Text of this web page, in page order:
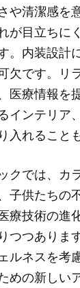
や清潔感を
が目立ちに
。内装設計
欠です。リ
医療情報を
インテリア
入れること
クでは、カ
子供たちの
療技術の進
つつありま
ルネスを考
めの新しい